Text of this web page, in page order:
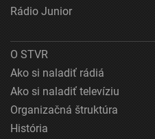
Rádio Junior
O STVR
Ako si naladiť rádiá
Ako si naladiť televíziu
Organizačná štruktúra
História